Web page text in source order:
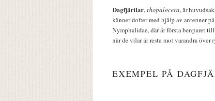
Dagfjärilar,rhopalocera, är
känner dofter med hjälp av antenner
Nymphalidae, där är första benparet
när de vilar är resta mot varandra över
EXEMPEL PÅ